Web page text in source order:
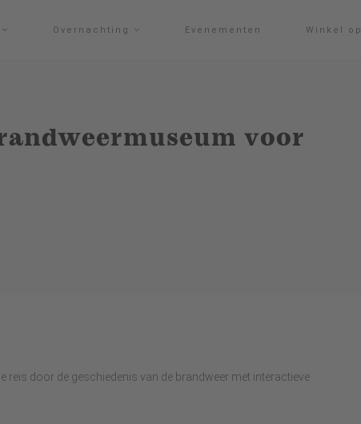
Overnachting Evenementen Winkel op
voor
reis door de geschiedenis van de brandweer met interactieve